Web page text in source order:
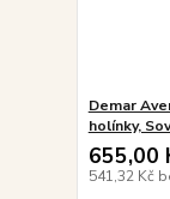
Demar
holínky,
655,00
541,32 Kč